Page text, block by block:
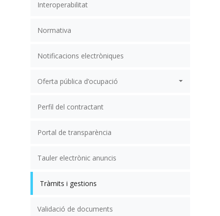
Interoperabilitat
Normativa
Notificacions electròniques
Oferta pública d’ocupació
Perfil del contractant
Portal de transparència
Tauler electrònic anuncis
Tràmits i gestions
Validació de documents